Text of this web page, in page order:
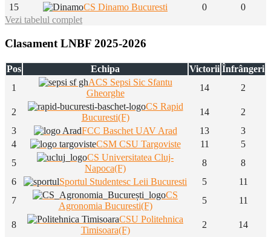
15
CS Dinamo Bucuresti 0
0
Vezi tabelul complet
Clasament LNBF 2025-2026
Pos Echipa Victorii Înfrângeri
1
ACS Sepsi Sic Sfantu
Gheorghe
14 2
2
CS Rapid
Bucuresti(F)
14
2
3
FCC Baschet UAV Arad 13
3
4
CSM CSU Targoviste 11
5
5
CS Universitatea Cluj-
Napoca(F)
8
8
6
Sportul Studentesc Leii Bucuresti 5
11
7
CS
Agronomia Bucuresti(F)
5 11
8
CSU Politehnica
Timisoara(F)
2
14